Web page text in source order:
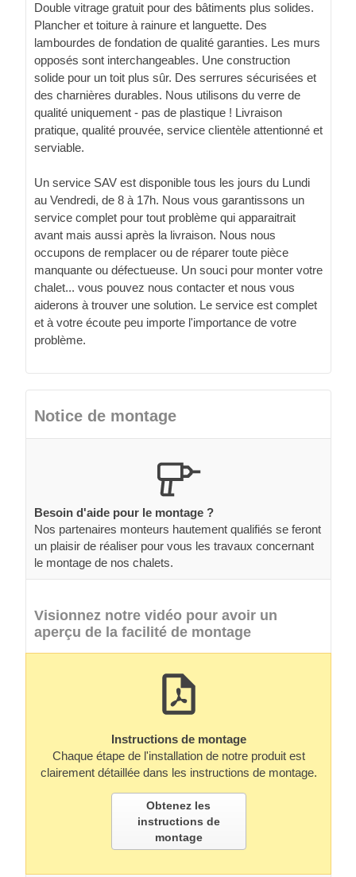
Double vitrage gratuit pour des bâtiments plus solides.
Plancher et toiture à rainure et languette. Des
lambourdes de fondation de qualité garanties. Les murs
opposés sont interchangeables. Une construction
solide pour un toit plus sûr. Des serrures sécurisées et
des charnières durables. Nous utilisons du verre de
qualité uniquement - pas de plastique ! Livraison
pratique, qualité prouvée, service clientèle attentionné et
serviable.
Un service SAV est disponible tous les jours du Lundi
au Vendredi, de 8 à 17h. Nous vous garantissons un
service complet pour tout problème qui apparaitrait
avant mais aussi après la livraison. Nous nous
occupons de remplacer ou de réparer toute pièce
manquante ou défectueuse. Un souci pour monter votre
chalet... vous pouvez nous contacter et nous vous
aiderons à trouver une solution. Le service est complet
et à votre écoute peu importe l'importance de votre
problème.
Notice de montage
Besoin d'aide pour le montage ?
Nos partenaires monteurs hautement qualifiés se feront
un plaisir de réaliser pour vous les travaux concernant
le montage de nos chalets.
Visionnez notre vidéo pour avoir un
aperçu de la facilité de montage
Instructions de montage
Chaque étape de l'installation de notre produit est
clairement détaillée dans les instructions de montage.
Obtenez les
instructions de
montage